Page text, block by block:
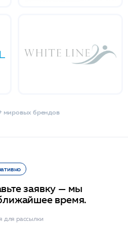
мировых брендов
заявку — мы
время.
для рассылки